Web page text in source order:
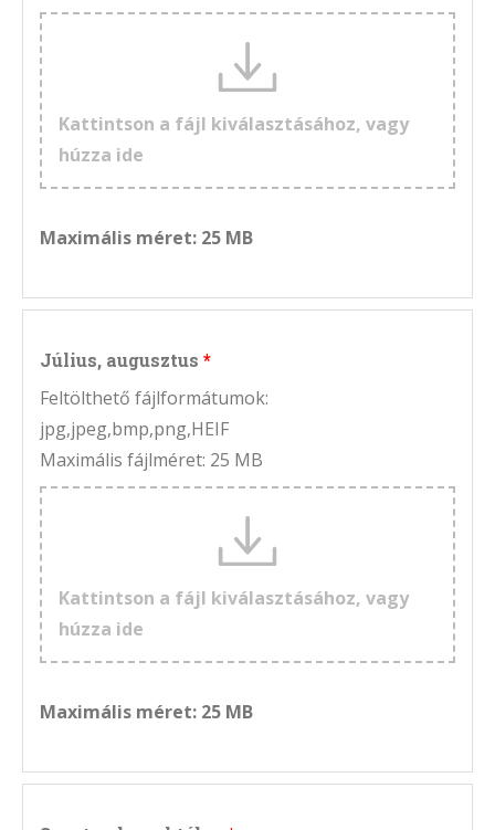
Kattintson a fájl kiválasztásához, vagy
húzza ide
Maximális méret: 25 MB
Július, augusztus
Feltölthető fájlformátumok:
jpg,jpeg,bmp,png,HEIF
Maximális fájlméret: 25 MB
Kattintson a fájl kiválasztásához, vagy
húzza ide
Maximális méret: 25 MB